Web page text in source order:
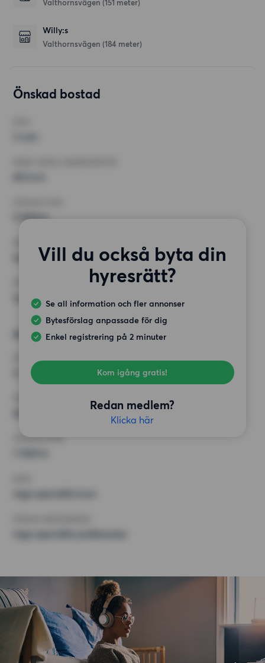
Valthornsvägen (151 meter)
Willy:s
Valthornsvägen (184 meter)
Önskad bostad
Vill du också byta din
hyresrätt?
Se all information och fler annonser
Bytesförslag anpassade för dig
Enkel registrering på 2 minuter
Kom igång gratis!
Redan medlem?
Klicka här
9 500 kr
Inga speciella krav
ÖVRIGA PREFERENSER
Inga speciella preferenser
Alternativt önskemål
2 rum
MINST ANTAL KVADRATMETER
HÖGSTA HYRA